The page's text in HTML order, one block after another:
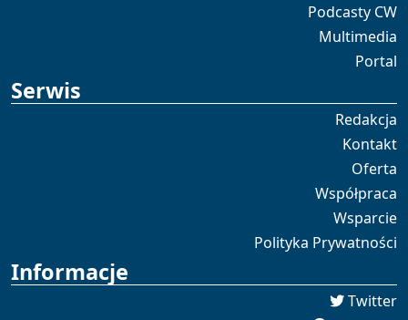
Podcasty CW
Multimedia
Portal
Serwis
Redakcja
Kontakt
Oferta
Współpraca
Wsparcie
Polityka Prywatności
Informacje
Twitter